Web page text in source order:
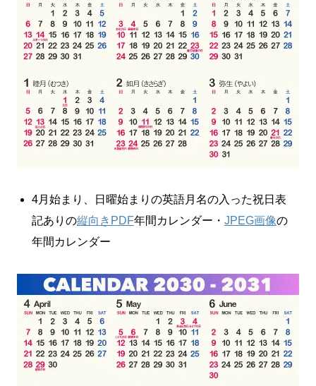
4月始まり、日曜始まりの英語月名の入った祝日表
記ありの縦向きPDF年間カレンダー・ JPEG画像の
年間カレンダー